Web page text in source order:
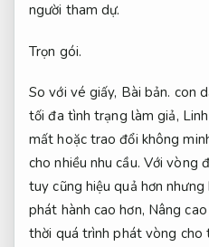
người tham dự.
Trọn gói.
So với vé giấy, Bài bản. con
tối đa tình trạng làm giả,
mất hoặc trao đổi không
cho nhiều nhu cầu. Với vòng
tuy cũng hiệu quả hơn
phát hành cao hơn, Nâng
thời quá trình phát vòng cho